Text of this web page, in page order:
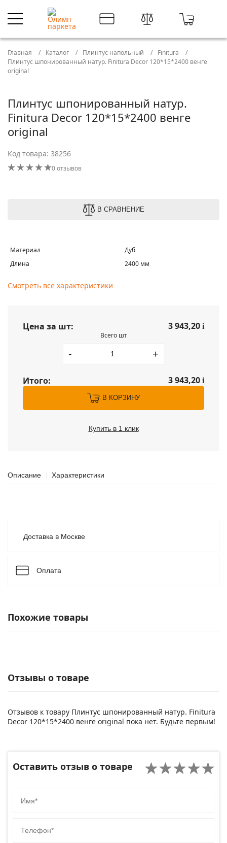
Главная Каталог Плинтус напольный
Finitura
Плинтус шпонированный натур. Finitura Decor 120*15*2400 венге
original
Плинтус шпонированный натур.
Finitura Decor 120*15*2400 венге
original
Код товара: 38256
0 отзывов
В СРАВНЕНИЕ
Материал
Дуб
Длина
2400 мм
Смотреть все характеристики
Цена за шт: 3 943,20 i
Всего шт
- +
Итого: 3 943,20 i
В КОРЗИНУ
Купить в 1 клик
Описание Характеристики
Доставка в Москве
Оплата
Похожие товары
Отзывы о товаре
Отзывов к товару Плинтус шпонированный натур. Finitura
Decor 120*15*2400 венге original пока нет. Будьте первым!
Оставить отзыв о товаре